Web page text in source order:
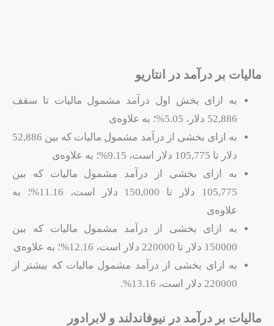
مالیات بر درآمد در انتاریو
به ازای بخش اول درآمد مشمول مالیات تا سقف
52,886 دلار، 5.05%؛ به علاوه‌ی
به ازای بخشی از درآمد مشمول مالیات که بین 52,886
دلار تا 105,775 دلار است، 9.15%؛ به علاوه‌ی
به ازای بخشی از درآمد مشمول مالیات که بین
105,775 دلار تا 150,000 دلار است، 11.16%؛ به
علاوه‌ی
به ازای بخشی از درآمد مشمول مالیات که بین
150000 دلار تا 220000 دلار است، 12.16%؛ به علاوه‌ی
به ازای بخشی از درآمد مشمول مالیات که بیشتر از
220000 دلار است، 13.16%.
مالیات بر درآمد در نیوفاندلند و لابرادور